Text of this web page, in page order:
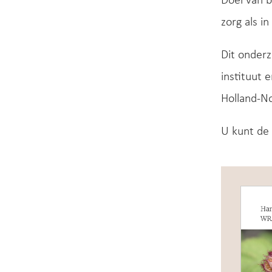
zorg als
Dit
instituut
Holland-
U kunt de